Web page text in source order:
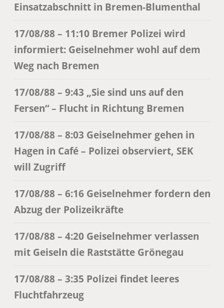
Einsatzabschnitt in Bremen-Blumenthal
17/08/88 – 11:10 Bremer Polizei wird
informiert: Geiselnehmer wohl auf dem
Weg nach Bremen
17/08/88 – 9:43 „Sie sind uns auf den
Fersen“ – Flucht in Richtung Bremen
17/08/88 – 8:03 Geiselnehmer gehen in
Hagen in Café – Polizei observiert, SEK
will Zugriff
17/08/88 – 6:16 Geiselnehmer fordern den
Abzug der Polizeikräfte
17/08/88 – 4:20 Geiselnehmer verlassen
mit Geiseln die Raststätte Grönegau
17/08/88 – 3:35 Polizei findet leeres
Fluchtfahrzeug